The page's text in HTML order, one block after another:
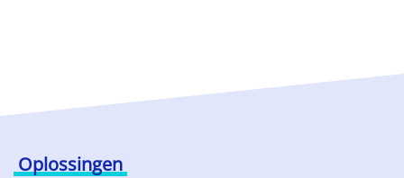
Oplossingen